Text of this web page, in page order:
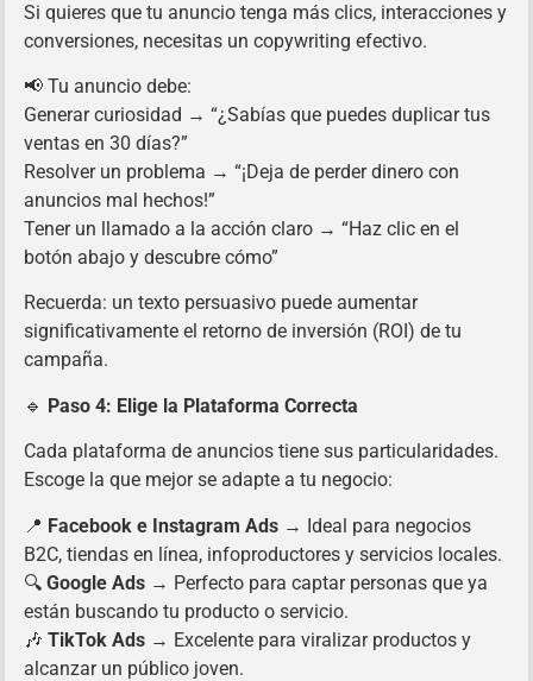
Si quieres que tu anuncio tenga más clics, interacciones y
conversiones, necesitas un copywriting efectivo.
📢 Tu anuncio debe:
Generar curiosidad → “¿Sabías que puedes duplicar tus
ventas en 30 días?”
Resolver un problema → “¡Deja de perder dinero con
anuncios mal hechos!”
Tener un llamado a la acción claro → “Haz clic en el
botón abajo y descubre cómo”
Recuerda: un texto persuasivo puede aumentar
significativamente el retorno de inversión (ROI) de tu
campaña.
🔹 Paso 4: Elige la Plataforma Correcta
Cada plataforma de anuncios tiene sus particularidades.
Escoge la que mejor se adapte a tu negocio:
📍 Facebook e Instagram Ads → Ideal para negocios
B2C, tiendas en línea, infoproductores y servicios locales.
🔍 Google Ads → Perfecto para captar personas que ya
están buscando tu producto o servicio.
🎶 TikTok Ads → Excelente para viralizar productos y
alcanzar un público joven.